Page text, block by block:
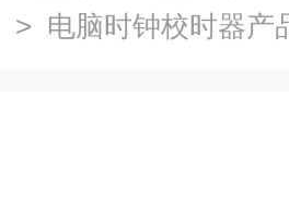
> 电脑时钟校时器产